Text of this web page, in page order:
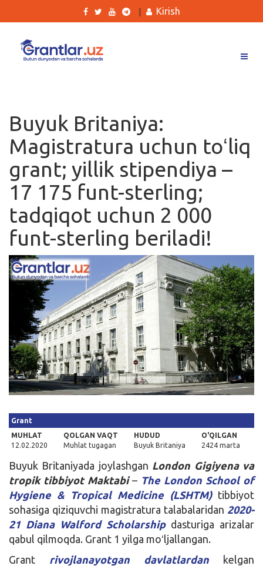
Ishlar
Kurslar
Blog
Yana
Qidirish
Kirish
Kirish
Buyuk Britaniya:
Magistratura uchun toʻliq
grant; yillik stipendiya –
17 175 funt-sterling;
tadqiqot uchun 2 000
funt-sterling beriladi!
Grant
MUHLAT
12.02.2020
QOLGAN VAQT
Muhlat tugagan
HUDUD
Buyuk Britaniya
O'QILGAN
2424 marta
Buyuk Britaniyada joylashgan London Gigiyena va
tropik tibbiyot Maktabi– The London School of
Hygiene & Tropical Medicine (LSHTM)tibbiyot
sohasiga qiziquvchi magistratura talabalaridan 2020-
21 Diana Walford Scholarshipdasturiga arizalar
qabul qilmoqda. Grant 1 yilga moʻljallangan.
Grant rivojlanayotgan davlatlardan kelgan